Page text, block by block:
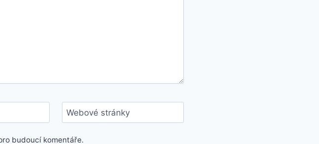
Webové stránky
budoucí komentáře.